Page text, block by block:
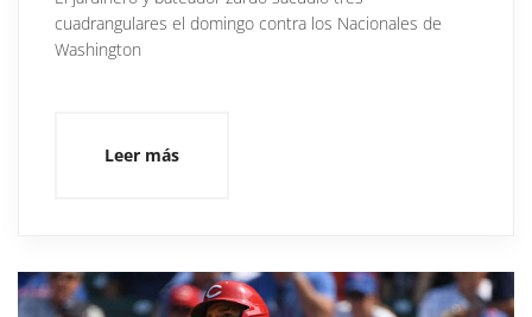
cuadrangulares el domingo contra los Nacionales de
Washington
Leer más